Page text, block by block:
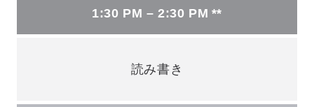
1:30 PM – 2:30 PM **
読み書き